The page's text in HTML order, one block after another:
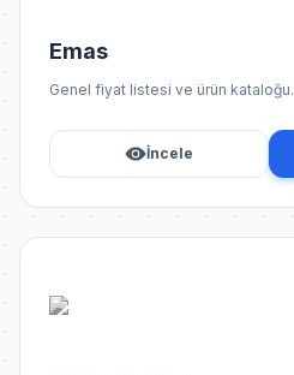
Emas
Genel fiyat listesi ve ürün kataloğu.
İncele